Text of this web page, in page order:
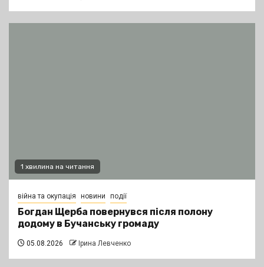
1 хвилина на читання
війна та окупація новини події
Богдан Щерба повернувся після полону
додому в Бучанську громаду
05.08.2026 Ірина Левченко